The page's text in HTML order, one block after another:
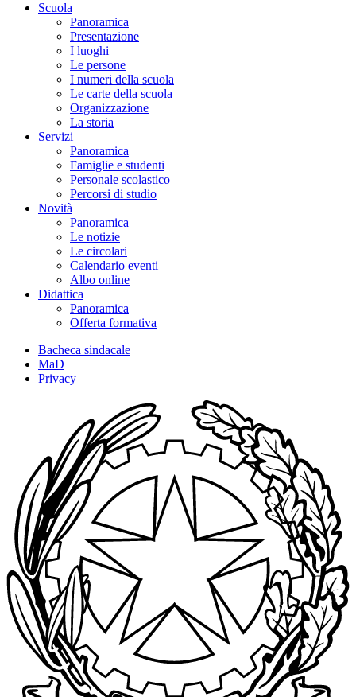
Scuola
Panoramica
Presentazione
I luoghi
Le persone
I numeri della scuola
Le carte della scuola
Organizzazione
La storia
Servizi
Panoramica
Famiglie e studenti
Personale scolastico
Percorsi di studio
Novità
Panoramica
Le notizie
Le circolari
Calendario eventi
Albo online
Didattica
Panoramica
Offerta formativa
Bacheca sindacale
MaD
Privacy